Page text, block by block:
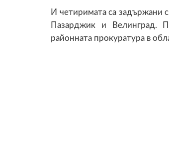
И четиримата са задържани
Пазарджик и Велинград.
районната прокуратура в